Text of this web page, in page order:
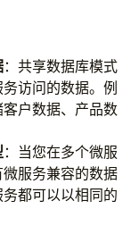
：共享数据库模式
访问的数据。例
户数据、产品数
：当您在多个微服
服务兼容的数据
都可以以相同的